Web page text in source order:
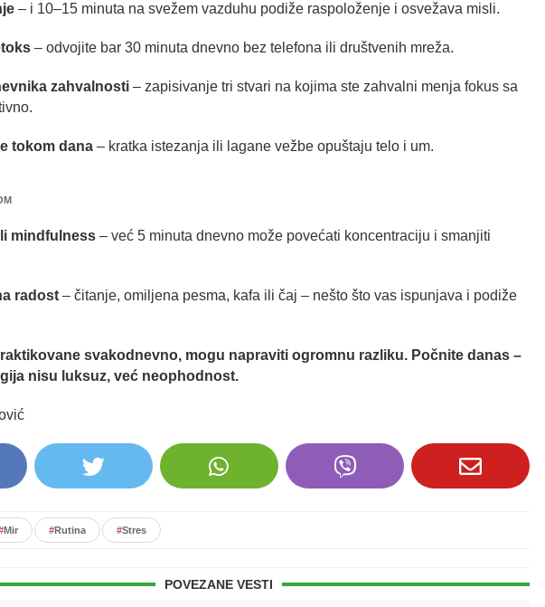
– i 10–15 minuta na svežem vazduhu podiže raspoloženje i osvežava misli.
– odvojite bar 30 minuta dnevno bez telefona ili društvenih mreža.
zahvalnosti – zapisivanje tri stvari na kojima ste zahvalni menja fokus sa
tokom dana – kratka istezanja ili lagane vežbe opuštaju telo i um.
mindfulness – već 5 minuta dnevno može povećati koncentraciju i smanjiti
radost – čitanje, omiljena pesma, kafa ili čaj – nešto što vas ispunjava i podiže
svakodnevno, mogu napraviti ogromnu razliku. Počnite danas –
nisu luksuz, već neophodnost.
Mir #Rutina #Stres
POVEZANE VESTI